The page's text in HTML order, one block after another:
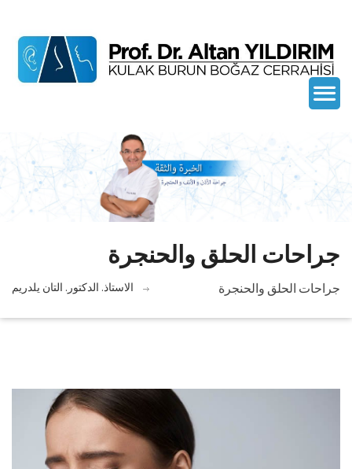
جراحات الحلق والحنجرة
الاستاذ. الدكتور. التان يلدريم جراحات الحلق والحنجرة